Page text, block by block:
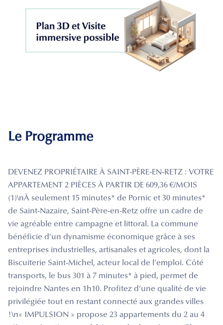
Le Programme
DEVENEZ PROPRIÉTAIRE À SAINT-PÈRE-EN-RETZ : VOTRE
APPARTEMENT 2 PIÈCES À PARTIR DE 609,36 €/MOIS
(1)\nÀ seulement 15 minutes* de Pornic et 30 minutes*
de Saint-Nazaire, Saint-Père-en-Retz offre un cadre de
vie agréable entre campagne et littoral. La commune
bénéficie d’un dynamisme économique grâce à ses
entreprises industrielles, artisanales et agricoles, dont la
Biscuiterie Saint-Michel, acteur local de l’emploi. Côté
transports, le bus 301 à 7 minutes* à pied, permet de
rejoindre Nantes en 1h10. Profitez d’une qualité de vie
privilégiée tout en restant connecté aux grandes villes
!\n« IMPULSION » propose 23 appartements du 2 au 4